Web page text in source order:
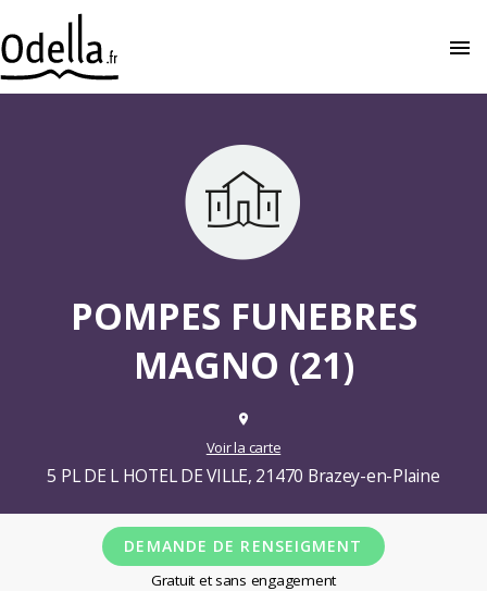
menu
POMPES FUNEBRES
MAGNO (21)
place
Voir la carte
5 PL DE L HOTEL DE VILLE, 21470 Brazey-en-Plaine
DEMANDE DE RENSEIGMENT
Gratuit et sans engagement